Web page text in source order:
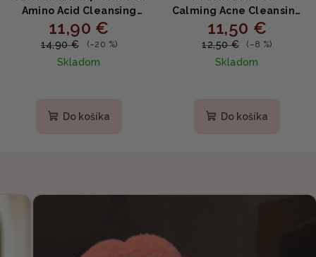
Amino Acid Cleansing
Foam - Jemná čistiaca
pena s aminokyselinami
a extraktom Centella
Asiatica 160g
11,90 €
14,90 € (–20 %)
Skladom
Do košíka
Calming Acne Cleansing
Foam - Upokojujúca
čistiaca pena na aknóznu
pleť s centellou 100ml
11,50 €
12,50 € (–8 %)
Skladom
Do košíka